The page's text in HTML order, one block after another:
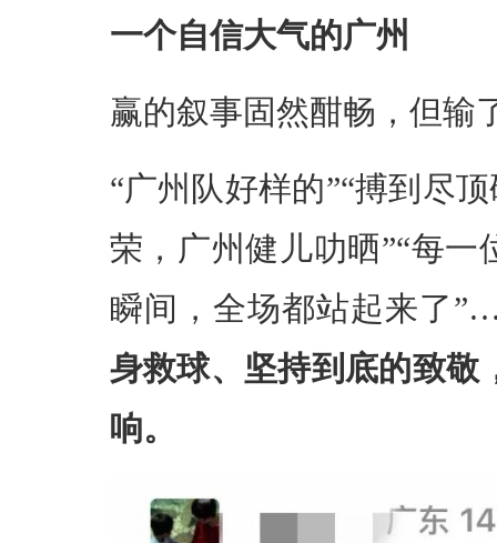
一个自信大气的广州
赢的叙事固然酣畅，但输
“广州队好样的”“搏到尽
荣，广州健儿叻晒”“每一
瞬间，全场都站起来了
身救球、坚持到底的致敬
响。